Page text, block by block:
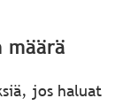
jos haluat